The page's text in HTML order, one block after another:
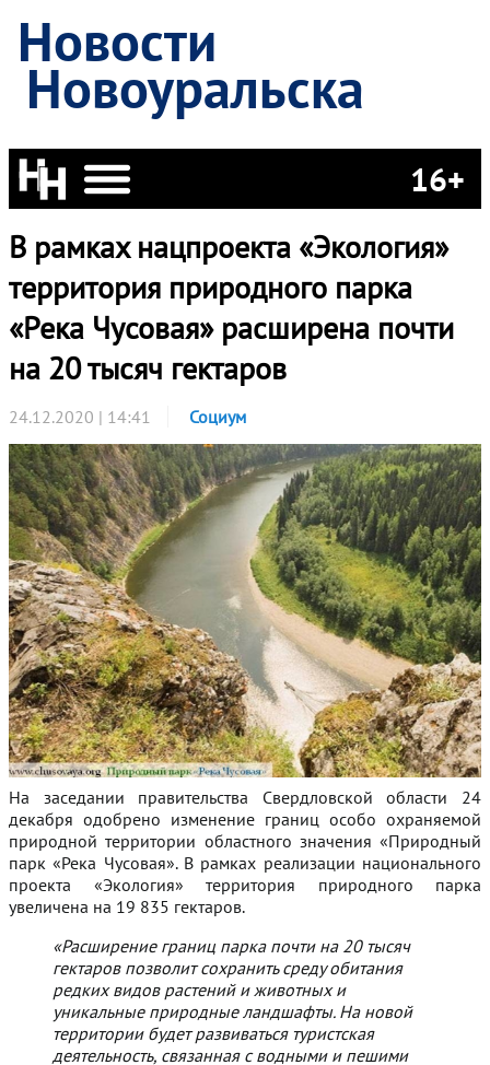
Новости
Новоуральска
16+
В рамках нацпроекта «Экология»
территория природного парка
«Река Чусовая» расширена почти
на 20 тысяч гектаров
24.12.2020 | 14:41 Социум
На заседании правительства Свердловской области 24
декабря одобрено изменение границ особо охраняемой
природной территории областного значения «Природный
парк «Река Чусовая». В рамках реализации национального
проекта «Экология» территория природного парка
увеличена на 19 835 гектаров.
«Расширение границ парка почти на 20 тысяч
гектаров позволит сохранить среду обитания
редких видов растений и животных и
уникальные природные ландшафты. На новой
территории будет развиваться туристская
деятельность, связанная с водными и пешими